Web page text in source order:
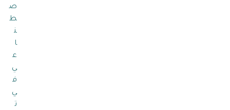
ص
ط
ن
ا
ع
ي
ف
ي
ت